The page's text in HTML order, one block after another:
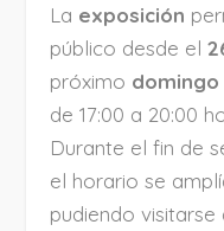
La exposición
público desde el
próximo
de 17:00 a 20:00
Durante el fin de
el horario se
pudiendo visitarse